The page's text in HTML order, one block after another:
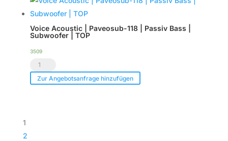
Menge
Tourpack
(8er
Set)
Voice Acoustic | Paveosub-118 | Passiv Bass |
Subwoofer | TOP
3509
Voice
Acoustic
Zur Angebotsanfrage hinzufügen
1
2